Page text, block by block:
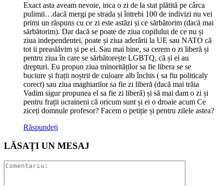
Exact asta aveam nevoie, inca o zi de la stat plătită pe cârca
pulimii…dacă mergi pe strada și întrebi 100 de indivizi nu vei
primi un răspuns cu ce zi este astăzi și ce sărbătorim (dacă mai
sărbătorim). Dar dacă se poate de ziua copilului de ce nu și
ziua independentei, poate și ziua aderării la UE sau NATO că
tot ii preaslăvim și pe ei. Sau mai bine, sa cerem o zi liberă și
pentru ziua în care se sărbătorește LGBTQ, că și ei au
drepturi. Eu propun ziua minorităților sa fie libera se se
buciure și frații noștrii de culoare alb închis ( sa fiu politicaly
corect) sau ziua maghiarilor sa fie zi liberă (dacă mai trăia
Vadim sigur propunea el sa fie zi liberă) și să mai dam o zi și
pentru frații ucraineni că oricum sunt și ei o droaie acum Ce
ziceți domnule profesor? Facem o petiție și pentru zilele astea?
Răspundeți
LĂSAȚI UN MESAJ